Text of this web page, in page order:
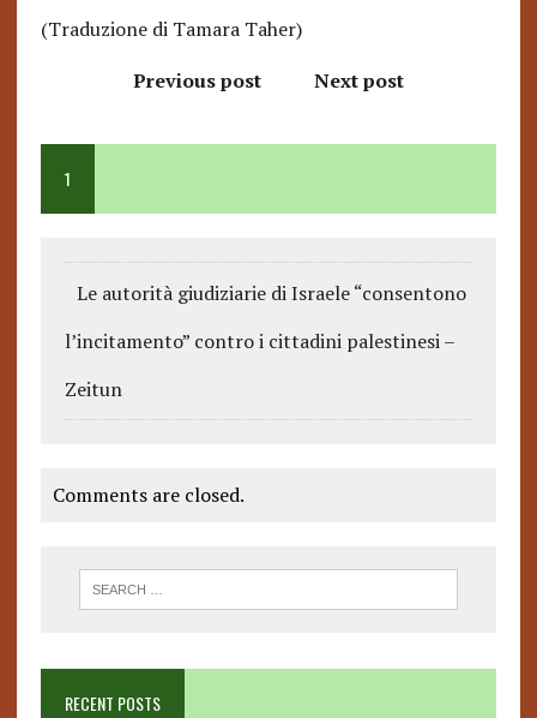
(Traduzione di Tamara Taher)
Previous post
Next post
1
Le autorità giudiziarie di Israele “consentono
l’incitamento” contro i cittadini palestinesi –
Zeitun
Comments are closed.
RECENT POSTS